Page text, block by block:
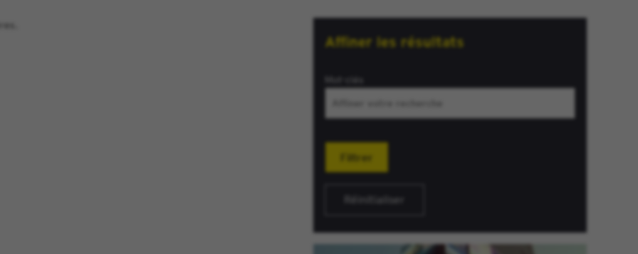
Affiner les résultats
Filtrer
Réinitialiser